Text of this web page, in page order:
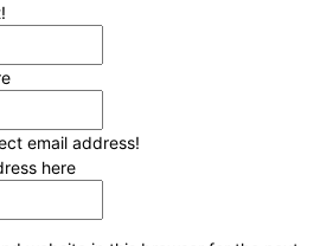
email address!
here